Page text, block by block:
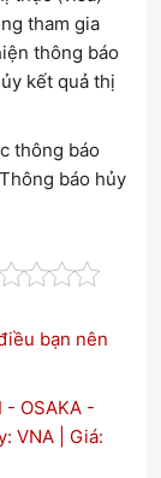
tham gia
thông báo
kết quả thị
thông báo
báo hủy
bạn nên
- OSAKA -
VNA | Giá: